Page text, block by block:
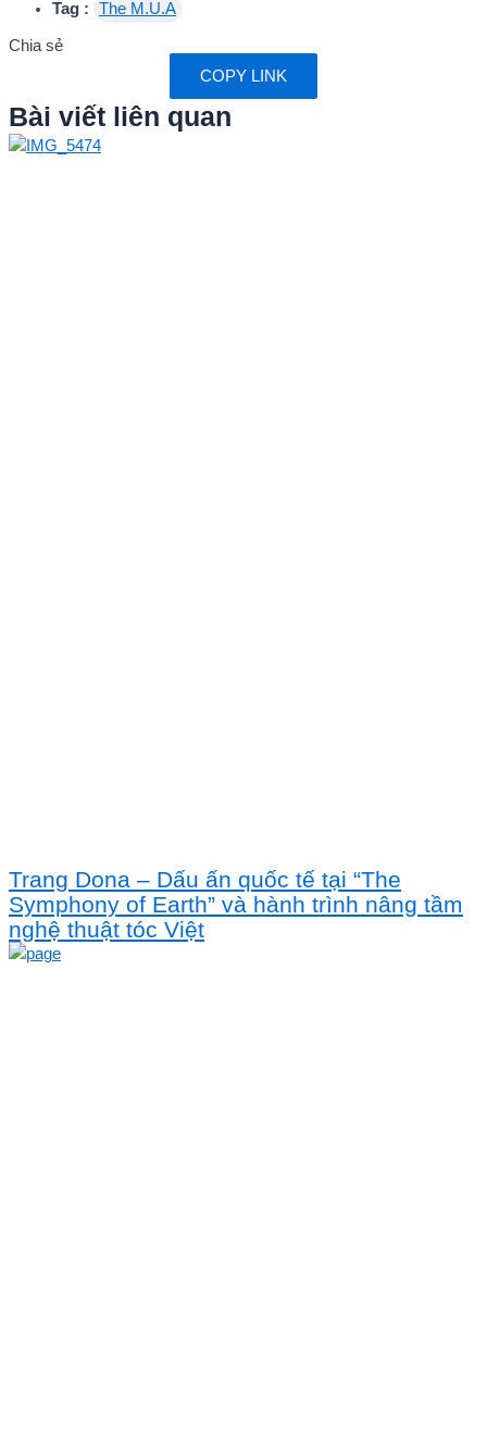
Tag : The M.U.A
Chia sẻ
COPY LINK
Bài viết liên quan
Trang Dona – Dấu ấn quốc tế tại “The
Symphony of Earth” và hành trình nâng tầm
nghệ thuật tóc Việt